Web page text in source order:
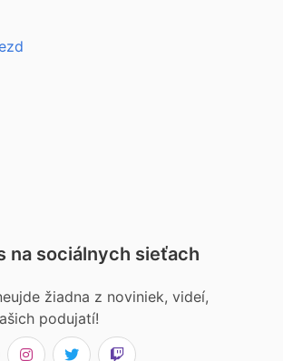
na sociálnych sieťach
žiadna z noviniek, videí,
podujatí!